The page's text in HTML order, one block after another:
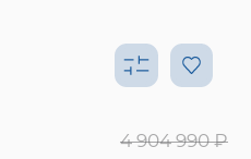
4 904 990 ₽